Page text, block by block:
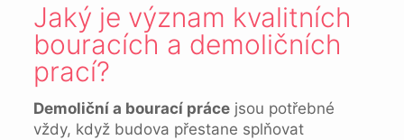
Jaký je význam kvalitních
bouracích a demoličních
prací?
Demoliční a bourací prácejsou potřebné
vždy, když budova přestane splňovat